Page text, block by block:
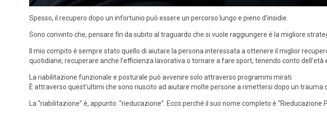
Spesso, il recupero dopo un infortunio può essere un percorso lungo e pieno d’insidie.
Sono convinto che, pensare fin da subito al traguardo che si vuole raggiungere è la migliore
Il mio compito è sempre stato quello di aiutare la persona interessata a ottenere il miglior
quotidiane, recuperare anche l’efficienza lavorativa o tornare a fare sport, tenendo conto dell’età
La riabilitazione funzionale e posturale può avvenire solo attraverso programmi mirati.
È attraverso quest’ultimi che sono riuscito ad aiutare molte persone a rimettersi dopo un trauma
La “riabilitazione” è, appunto: “rieducazione”. Ecco perché il suo nome completo è